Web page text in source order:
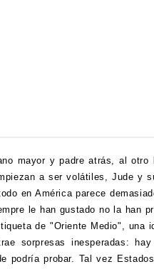
mayor y padre atrás, al otro
a ser volátiles, Jude y
en América parece
le han gustado no la han
de "Oriente Medio", una
sorpresas inesperadas: hay
podría probar. Tal vez